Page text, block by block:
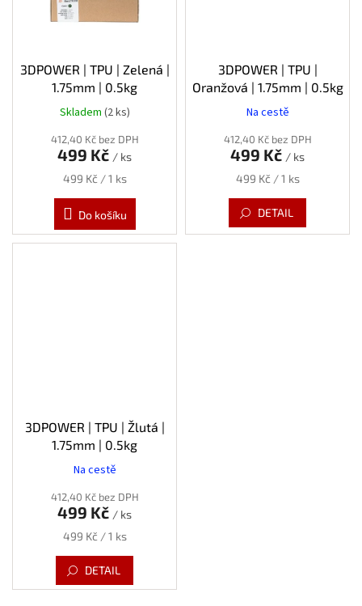
3DPOWER | TPU | Zelená |
1.75mm | 0.5kg
Skladem (2 ks)
412,40 Kč bez DPH
499 Kč / ks
Měrná
499 Kč / 1 ks
Do košíku
3DPOWER | TPU |
Oranžová | 1.75mm | 0.5kg
Na cestě
412,40 Kč bez DPH
499 Kč / ks
Měrná
499 Kč / 1 ks
DETAIL
3DPOWER | TPU | Žlutá |
1.75mm | 0.5kg
Na cestě
412,40 Kč bez DPH
499 Kč / ks
Měrná
499 Kč / 1 ks
DETAIL